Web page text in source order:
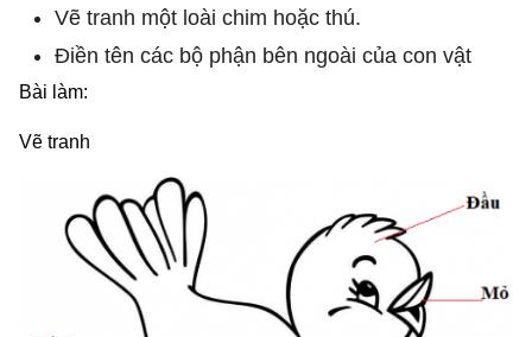
Vẽ tranh một loài chim hoặc thú.
Điền tên các bộ phận bên ngoài của con vật
Bài làm:
Vẽ tranh